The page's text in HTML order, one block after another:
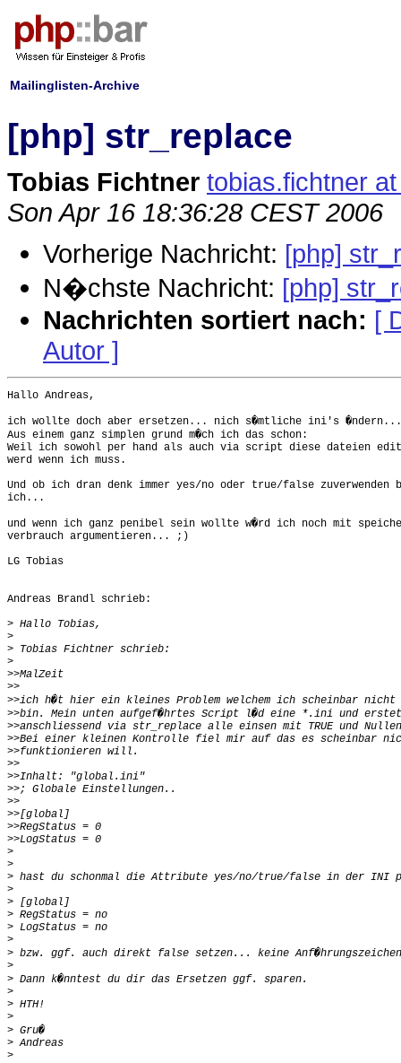
Mailinglisten-Archive
[php] str_replace
Tobias Fichtner tobias.fichtner
Son Apr 16 18:36:28 CEST 2006
Vorherige Nachricht: [php]
N�chste Nachricht: [php]
Nachrichten sortiert nach: [
Autor ]
Hallo Andreas,
ich wollte doch aber ersetzen... nich s�mtliche ini's �ndern...
Aus einem ganz simplen grund m�ch ich das schon:
Weil ich sowohl per hand als auch via script diese dateien
werd wenn ich muss.
Und ob ich dran denk immer yes/no oder true/false zuverwenden
ich...
und wenn ich ganz penibel sein wollte w�rd ich noch mit
verbrauch argumentieren... ;)
LG Tobias
Andreas Brandl schrieb:
>
>
>
>
>>
>>
>>
>>
>>
>>
>>
>>
>>
>>
>>
>>
>>
>>
>
>
>
>
>
>
>
>
>
>
>
>
>
>
>
>
>